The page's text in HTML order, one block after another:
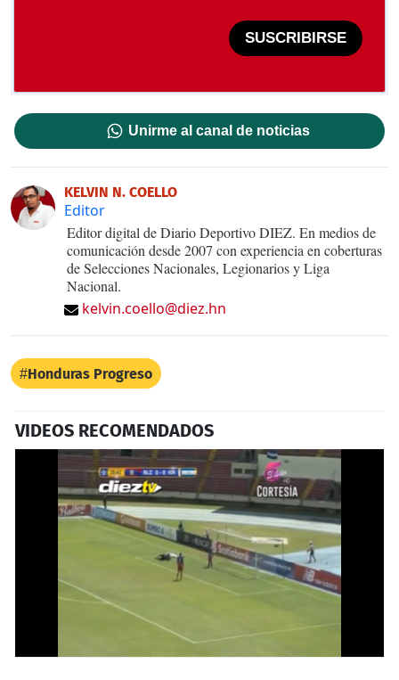
SUSCRIBIRSE
Unirme al canal de noticias
KELVIN N. COELLO
Editor
Editor digital de Diario Deportivo DIEZ. En medios de
comunicación desde 2007 con experiencia en coberturas
de Selecciones Nacionales, Legionarios y Liga
Nacional.
kelvin.coello@diez.hn
Honduras Progreso
VIDEOS RECOMENDADOS